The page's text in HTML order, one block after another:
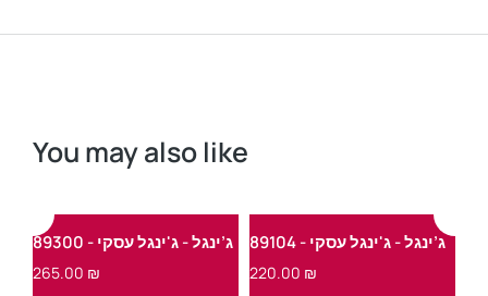
You may also like
ג’ינגל - ג'ינגל עסקי - 89300
265.00 ₪
ג’ינגל - ג'ינגל עסקי - 89104
220.00 ₪